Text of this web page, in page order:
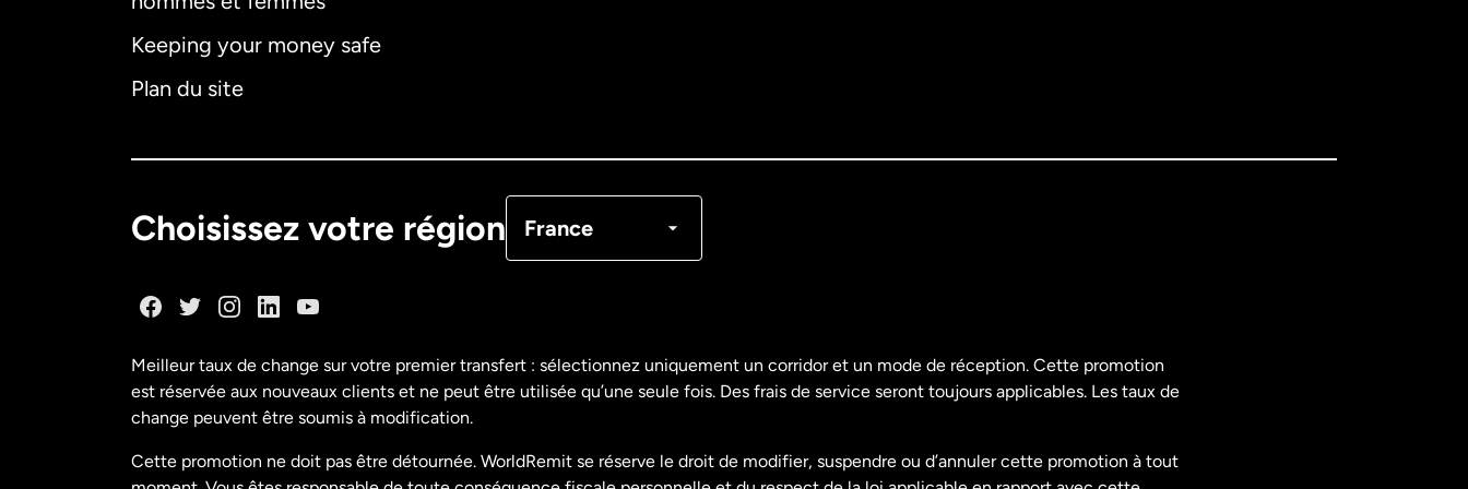
Keeping your money safe
Plan du site
Choisissez votre région France
États-Unis
États-Unis Español
Meilleur taux de change sur votre premier transfert : sélectionnez uniquement un corridor et un mode de réception. Cette promotion
est réservée aux nouveaux clients et ne peut être utilisée qu’une seule fois. Des frais de service seront toujours applicables. Les taux de
change peuvent être soumis à modification.
Cette promotion ne doit pas être détournée. WorldRemit se réserve le droit de modifier, suspendre ou d’annuler cette promotion à tout